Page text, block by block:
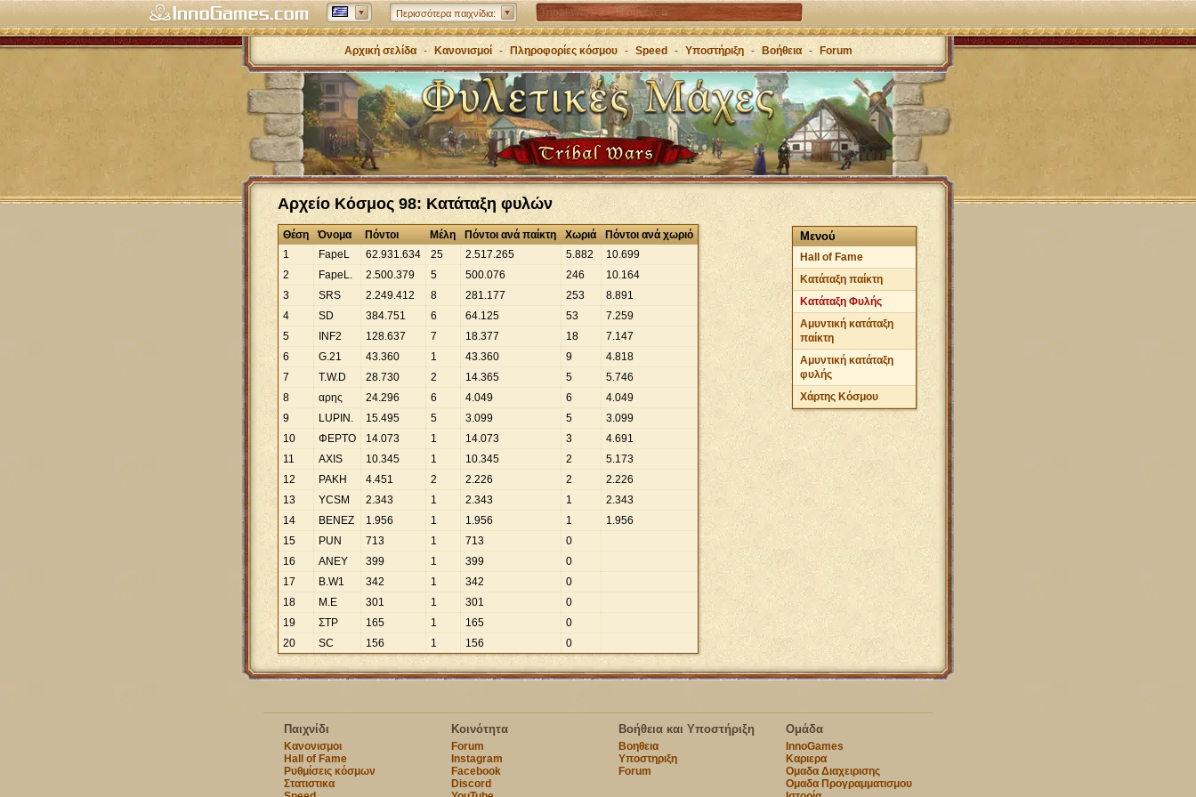
Περισσότερα παιχνίδια: Tribal Wars 2 – Η συνέχεια
Forge of Empires – Πορεύσου στις εποχές με
στρατηγική
Grepolis – Ίδρυσε μία αυτοκρατορία στην αρχαία
Ελλάδα
Αρχική σελίδα - Κανονισμοί - Πληροφορίες κόσμου - Speed - Υποστήριξη - Βοήθεια - Forum
Αρχείο Κόσμος 98: Κατάταξη φυλών
Μενού
Hall of Fame
Κατάταξη παίκτη
Κατάταξη Φυλής
Αμυντική κατάταξη
παίκτη
Αμυντική κατάταξη
φυλής
Χάρτης Κόσμου
Θέση Όνομα Πόντοι Μέλη Πόντοι ανά παίκτη Χωριά
Πόντοι ανά χωριό
1
FapeL 62.931.634 25 2.517.265 5.882 10.699
2
FapeL. 2.500.379 5 500.076 246 10.164
3
SRS 2.249.412 8 281.177 253 8.891
4
SD 384.751 6 64.125 53 7.259
5
INF2 128.637 7 18.377 18 7.147
6
G.21 43.360 1 43.360 9 4.818
7
T.W.D 28.730 2 14.365 5 5.746
8
αρης 24.296 6 4.049 6 4.049
9
LUPIN. 15.495 5 3.099 5 3.099
10
ΦΕΡΤΟ 14.073 1 14.073 3 4.691
11
AXIS 10.345 1 10.345 2 5.173
12
ΡΑΚΗ 4.451 2 2.226 2 2.226
13
YCSM 2.343 1 2.343 1 2.343
14
ΒΕΝΕΖ 1.956 1 1.956 1 1.956
15
PUΝ 713 1 713
0
16
ΑΝΕΥ 399 1 399
0
17
B.W1 342 1 342
0
18
Μ.Ε 301 1 301
0
19
ΣΤΡ 165 1 165
0
20
SC 156 1 156 0
Παιχνίδι
Κανονισμοι
Hall of Fame
Ρυθμίσεις κόσμων
Στατιστικα
Κοινότητα
Forum
Instagram
Facebook
Discord
Βοήθεια και Υποστήριξη
Βοηθεια
Υποστηριξη
Forum
Ομάδα
InnoGames
Καριερα
Ομαδα Διαχειρισης
Ομαδα Προγραμματισμου